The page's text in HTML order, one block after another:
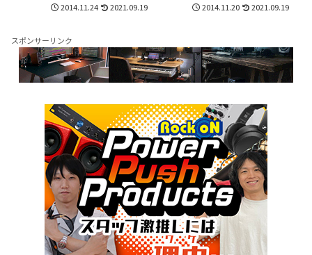
2014.11.24 2021.09.19 2014.11.20 2021.09.19
スポンサーリンク